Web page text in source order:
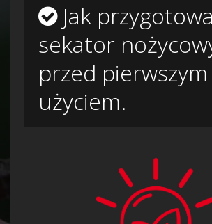
Jak
sekator
przed pierwszym
użyciem.